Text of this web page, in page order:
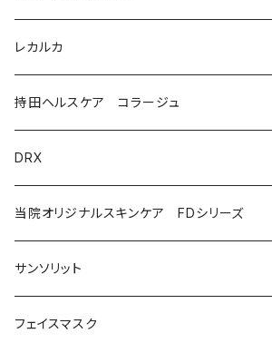
美容液（エイジングケア［ビタミンAシリーズ］）
美容液（日焼け止め）
美容液（スペシャルケア）
プログラムキット
美容液
アイケア
日焼け止め
ユースフルリップ
モイストケア
ウォッシュ
クリーム
バランスケア
ローション
クレンジング
美容液
化粧品
レカルカ
洗顔
化粧水
持田ヘルスケア コラージュ
ソープ（石鹸）
泡石鹸
コラージュフルフルホイップソープ
メイク落とし
DRX
AZAクリア
当院オリジナルスキンケア FDシリーズ
ソープ
ローション
サンソリット
日焼け止め
フェイスマスク